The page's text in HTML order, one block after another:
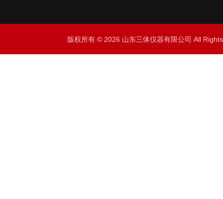
版权所有 © 2026 山东三体仪器有限公司 All